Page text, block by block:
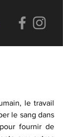
le travail
le sang dans
fournir de